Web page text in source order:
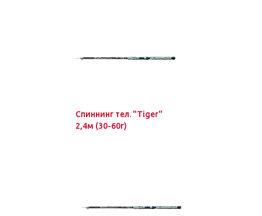
Спиннинг тел. "Tiger"
2,4м (30-60г)